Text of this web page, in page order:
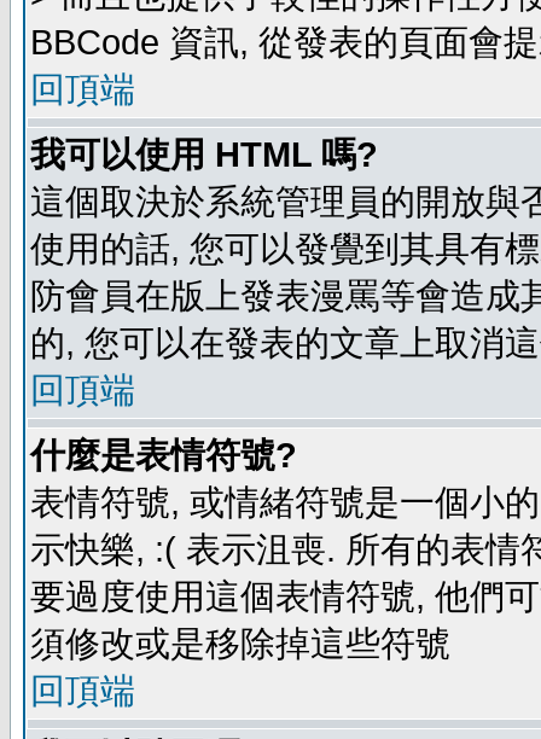
BBCode 資訊, 從發表的頁面會
回頂端
我可以使用 HTML 嗎?
這個取決於系統管理員的開放與
使用的話, 您可以發覺到其具有
防會員在版上發表漫罵等會造
的, 您可以在發表的文章上取消
回頂端
什麼是表情符號?
表情符號, 或情緒符號是一個小
示快樂, :( 表示沮喪. 所有的表情
要過度使用這個表情符號, 他們
須修改或是移除掉這些符號
回頂端